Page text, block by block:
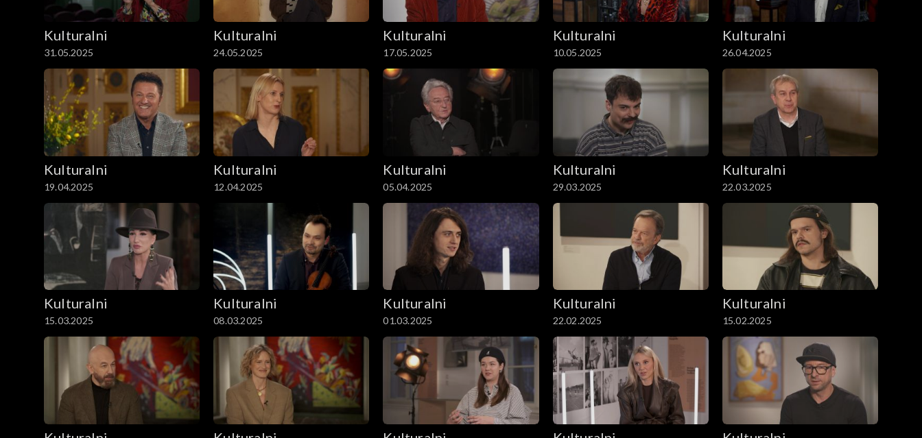
Kulturalni
31.05.2025
Kulturalni
24.05.2025
Kulturalni
17.05.2025
Kulturalni
10.05.2025
Kulturalni
26.04.2025
Kulturalni
19.04.2025
Kulturalni
12.04.2025
Kulturalni
05.04.2025
Kulturalni
29.03.2025
Kulturalni
22.03.2025
Kulturalni
15.03.2025
Kulturalni
08.03.2025
Kulturalni
01.03.2025
Kulturalni
22.02.2025
Kulturalni
15.02.2025